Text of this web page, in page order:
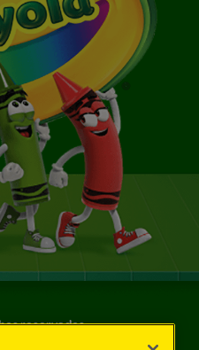
reservados.